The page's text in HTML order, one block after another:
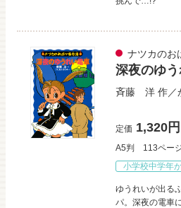
ナツカのお
深夜のゆ
斉藤 洋 作／
定価 1,320円
A5判
113ペー
小学校中学年
ゆうれいが出る
パ。深夜の電車